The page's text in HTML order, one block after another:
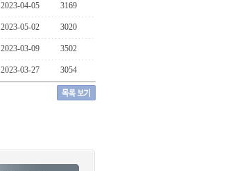
2023-04-05 3169
2023-05-02 3020
2023-03-09 3502
2023-03-27 3054